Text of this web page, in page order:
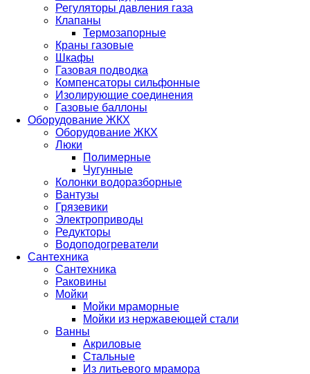
Регуляторы давления газа
Клапаны
Термозапорные
Краны газовые
Шкафы
Газовая подводка
Компенсаторы сильфонные
Изолирующие соединения
Газовые баллоны
Оборудование ЖКХ
Оборудование ЖКХ
Люки
Полимерные
Чугунные
Колонки водоразборные
Вантузы
Грязевики
Электроприводы
Редукторы
Водоподогреватели
Сантехника
Сантехника
Раковины
Мойки
Мойки мраморные
Мойки из нержавеющей стали
Ванны
Акриловые
Стальные
Из литьевого мрамора